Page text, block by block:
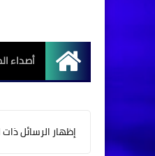
الرئيسية
أصداء
‏إظهار الرسائل